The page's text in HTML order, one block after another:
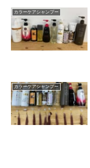
カラーケアシャンプー
カラーケアシャンプー